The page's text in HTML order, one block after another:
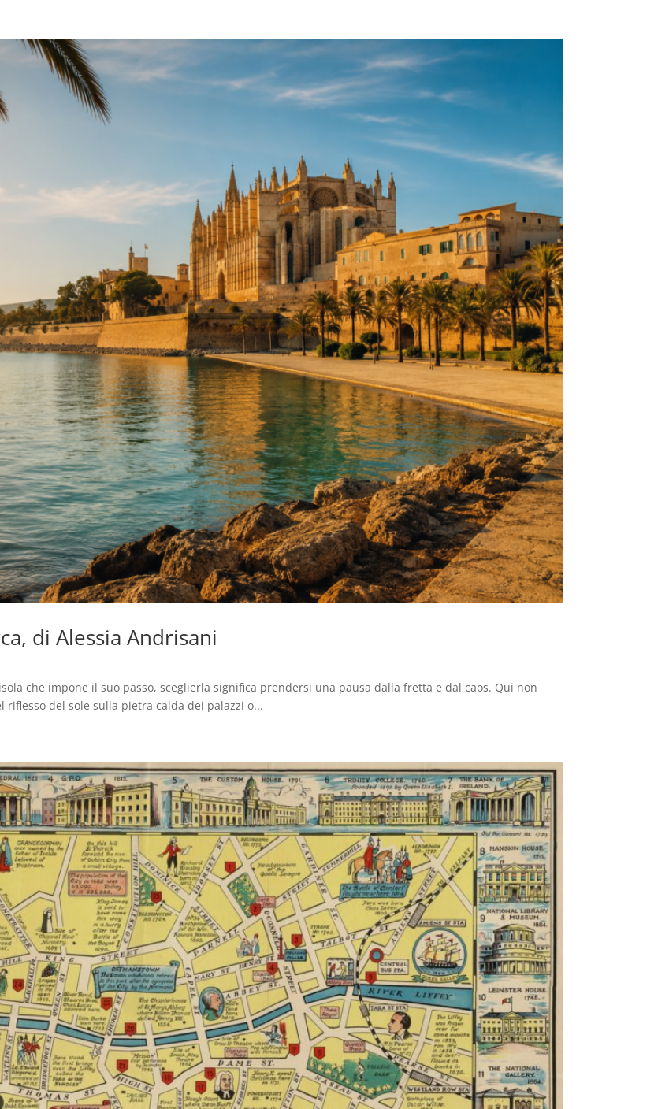
di Alessia Andrisani
che impone il suo passo, sceglierla significa prendersi una pausa dalla fretta e dal caos. Qui non
del sole sulla pietra calda dei palazzi o...